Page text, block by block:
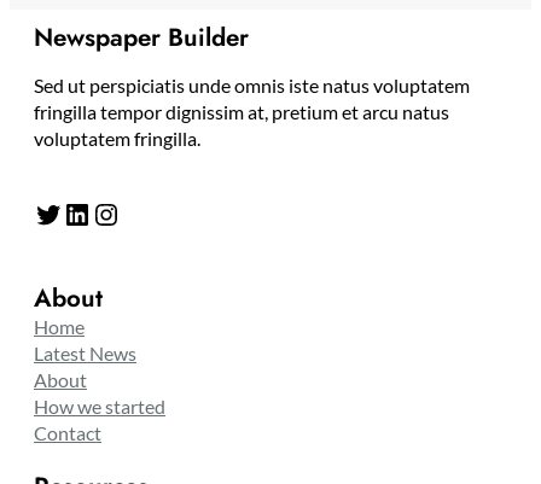
Newspaper Builder
Sed ut perspiciatis unde omnis iste natus voluptatem
fringilla tempor dignissim at, pretium et arcu natus
voluptatem fringilla.
Twitter LinkedIn Instagram
About
Home
Latest News
About
How we started
Contact